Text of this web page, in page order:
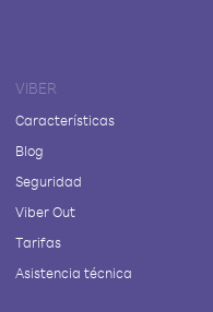
VIBER
Características
Blog
Seguridad
Viber Out
Tarifas
Asistencia técnica